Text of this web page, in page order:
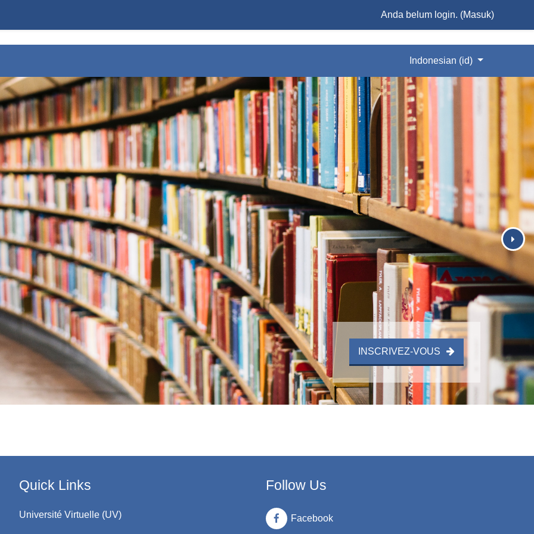
Anda belum login. (Masuk)
Indonesian ‎(id)‎
INSCRIVEZ-VOUS
Quick Links
Université Virtuelle (UV)
Follow Us
Facebook